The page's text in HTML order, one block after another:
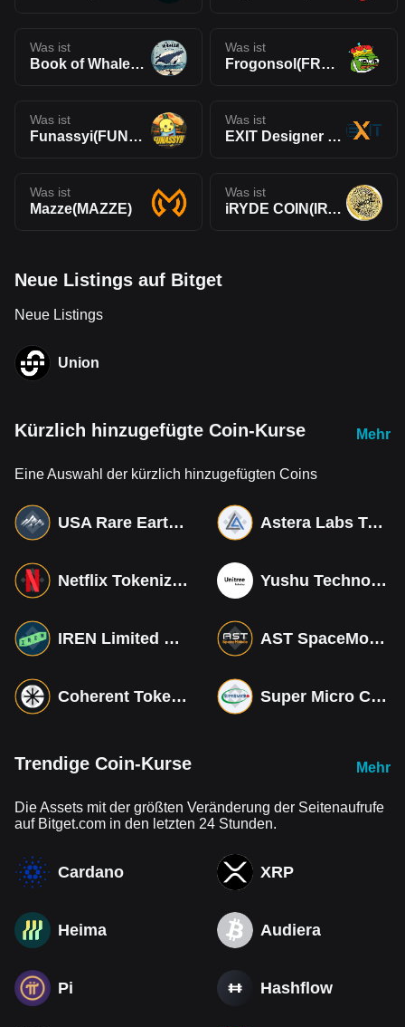
Was ist
Book of Whales(BOWE)
Was ist
Frogonsol(FROG)
Was ist
Funassyi(FUNASSYI)
Was ist
EXIT Designer Token(EXIT)
Was ist
Mazze(MAZZE)
Was ist
iRYDE COIN(IRYDE)
Neue Listings auf Bitget
Neue Listings
Union
Kürzlich hinzugefügte Coin-Kurse Mehr
Eine Auswahl der kürzlich hinzugefügten Coins
USA Rare Earth Tokenized bStocks Astera Labs Tokenized bStocks
Netflix Tokenized bStocks Yushu Technology Co (Derivatives)
IREN Limited Tokenized bStocks AST SpaceMobile Tokenized bStocks
Coherent Tokenized bStocks Super Micro Computer Tokenized bStocks
Trendige Coin-Kurse Mehr
Die Assets mit der größten Veränderung der Seitenaufrufe
auf Bitget.com in den letzten 24 Stunden.
Cardano XRP
Heima Audiera
Pi Hashflow